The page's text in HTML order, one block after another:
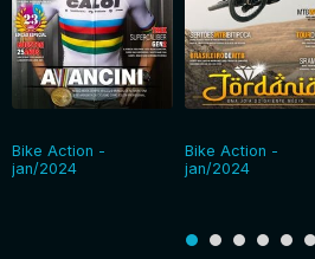
Bike Action -
jan/2024
Bike Action -
jan/2024